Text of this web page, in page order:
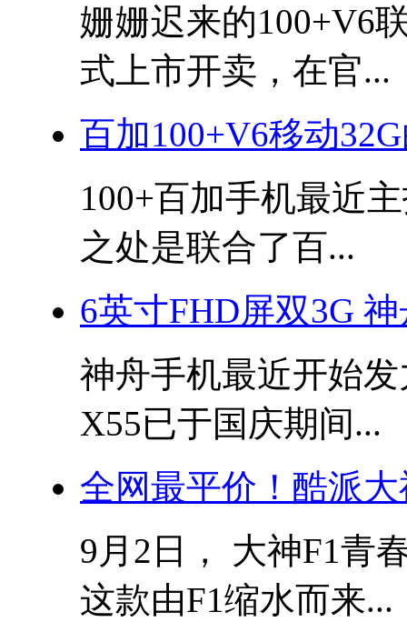
姗姗迟来的100+V6
式上市开卖，在官...
百加100+V6移动
100+百加手机最近
之处是联合了百...
6英寸FHD屏双3G
神舟手机最近开始
X55已于国庆期间...
全网最平价！酷派
9月2日， 大神F1青
这款由F1缩水而来...